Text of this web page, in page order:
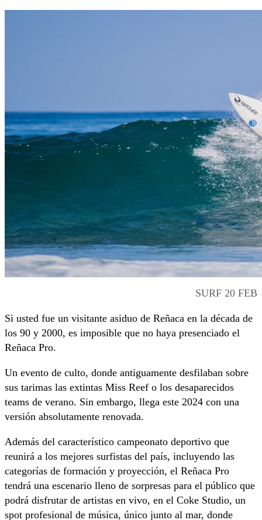
Universidad de Chile
Sustentabilidad
SURF 20 FEB
Si usted fue un visitante asiduo de Reñaca en la década de
los 90 y 2000, es imposible que no haya presenciado el
Reñaca Pro.
Un evento de culto, donde antiguamente desfilaban sobre
sus tarimas las extintas Miss Reef o los desaparecidos
teams de verano. Sin embargo, llega este 2024 con una
versión absolutamente renovada.
Además del característico campeonato deportivo que
reunirá a los mejores surfistas del país, incluyendo las
categorías de formación y proyección, el Reñaca Pro
tendrá una escenario lleno de sorpresas para el público que
podrá disfrutar de artistas en vivo, en el Coke Studio, un
spot profesional de música, único junto al mar, donde